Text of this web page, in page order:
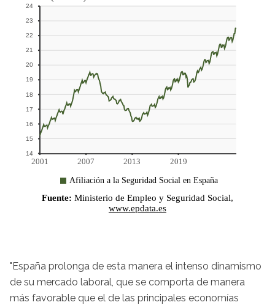
"España prolonga de esta manera el intenso dinamismo
de su mercado laboral, que se comporta de manera
más favorable que el de las principales economías